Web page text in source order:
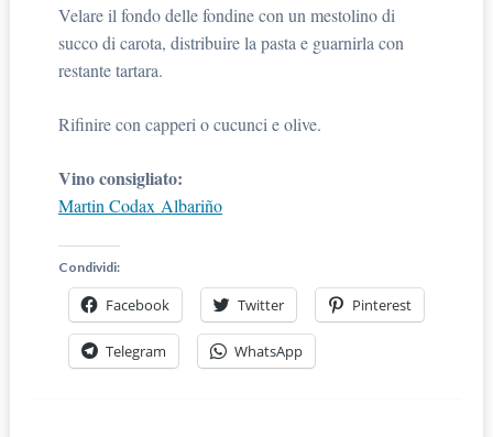
Velare il fondo delle fondine con un mestolino di
succo di carota, distribuire la pasta e guarnirla con
restante tartara.
Rifinire con capperi o cucunci e olive.
Vino consigliato:
Martin Codax Albariño
Condividi:
Facebook Twitter Pinterest
Telegram WhatsApp